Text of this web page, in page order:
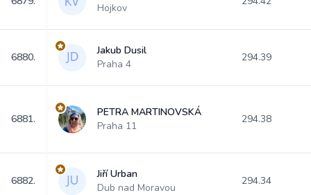
Hojkov
6880.
Jakub Dusil
Praha 4
294.39
6881.
PETRA MARTINOVSKÁ
Praha 11
294.38
6882.
Jiří Urban
Dub nad Moravou
294.34